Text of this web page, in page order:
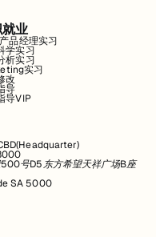
业
品经理实习
学实习
析实习
实习
改
导
导VIP
号D5东方希望天祥广场B座
SA 5000